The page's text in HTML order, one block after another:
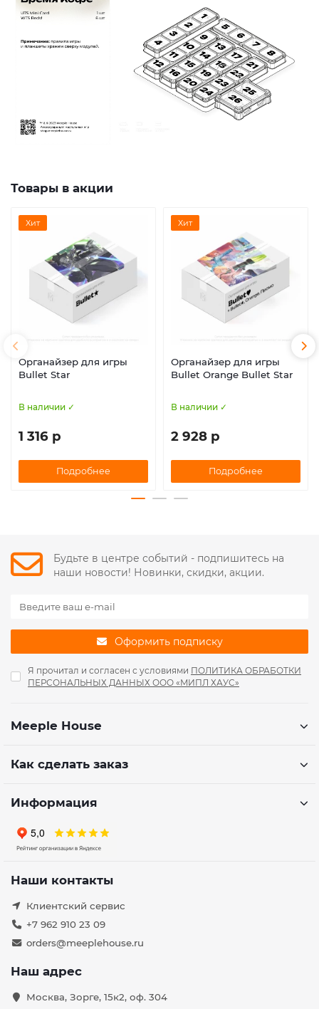
Товары в акции
Хит
Органайзер для игры
Bullet Star
В наличии ✓
1 316 р
Подробнее
Хит
Органайзер для игры
Bullet Orange Bullet Star
В наличии ✓
2 928 р
Подробнее
Будьте в центре событий - подпишитесь на
наши новости! Новинки, скидки, акции.
Оформить подписку
Я прочитал и согласен с условиями ПОЛИТИКА ОБРАБОТКИ
ПЕРСОНАЛЬНЫХ ДАННЫХ ООО «МИПЛ ХАУС»
Meeple House
Как сделать заказ
Информация
Наши контакты
Клиентский сервис
+7 962 910 23 09
orders@meeplehouse.ru
Наш адрес
Москва, Зорге, 15к2, оф. 304